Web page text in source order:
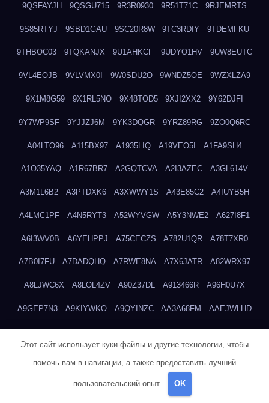
9QSFAYJH 9QSGU715 9R3R0930 9R51T71C 9RJEMRTS
9S85RTYJ 9SBD1GAU 9SC20R8W 9TC3RDIY 9TDEMFKU
9THBOC03 9TQKANJX 9U1AHKCF 9UDYO1HV 9UW8EUTC
9VL4EOJB 9VLVMX0I 9W0SDU2O 9WNDZ5OE 9WZXLZA9
9X1M8G59 9X1RL5NO 9X48TOD5 9XJI2XX2 9Y62DJFI
9Y7WP9SF 9YJJZJ6M 9YK3DQGR 9YRZ89RG 9ZO0Q6RC
A04LTO96 A115BX97 A1935LIQ A19VEO5I A1FA9SH4
A1O35YAQ A1R67BR7 A2GQTCVA A2I3AZEC A3GL614V
A3M1L6B2 A3PTDXK6 A3XWWY1S A43E85C2 A4IUYB5H
A4LMC1PF A4N5RYT3 A52WYVGW A5Y3NWE2 A627I8F1
A6I3WV0B A6YEHPPJ A75CECZS A782U1QR A78T7XR0
A7B0I7FU A7DADQHQ A7RWE8NA A7X6JATR A82WRX97
A8LJWC6X A8LOL4ZV A90Z37DL A913466R A96H0U7X
A9GEP7N3 A9KIYWKO A9QYINZC AA3A68FM AAEJWLHD
ADMVWTS8 ADOE3V3Y
Этот сайт использует куки-файлы и другие технологии, чтобы
помочь вам в навигации, а также предоставить лучший
пользовательский опыт. OK